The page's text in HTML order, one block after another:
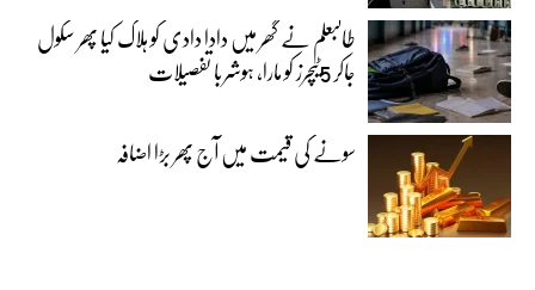
طالبعلم نے گھر میں دادا دادی کو ہلاک کیا پھر سکول
جاکر 5ٹیچرز کو مارا، ہوشربا تفصیلات
سونے کی قیمت میں آج پھر بڑا اضافہ